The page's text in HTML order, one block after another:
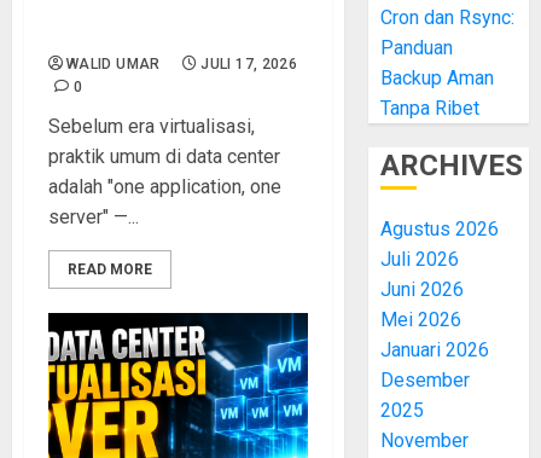
WALID UMAR
JULI 17, 2026
0
Sebelum era virtualisasi,
praktik umum di data center
adalah "one application, one
server" —...
READ MORE
Cron dan Rsync:
Panduan
Backup Aman
Tanpa Ribet
ARCHIVES
Agustus 2026
Juli 2026
Juni 2026
Mei 2026
Januari 2026
Desember
2025
November